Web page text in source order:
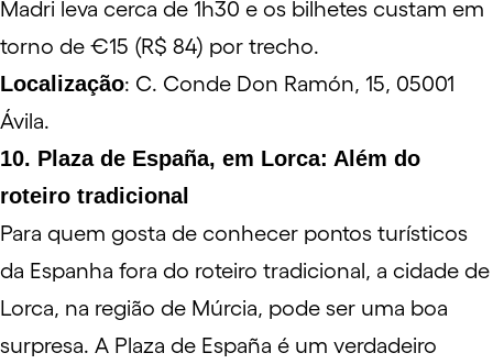
Madri leva cerca de 1h30 e os bilhetes custam em
torno de €15 (R$ 84) por trecho.
Localização: C. Conde Don Ramón, 15, 05001
Ávila.
10. Plaza de España, em Lorca: Além do
roteiro tradicional
Para quem gosta de conhecer pontos turísticos
da Espanha fora do roteiro tradicional, a cidade de
Lorca, na região de Múrcia, pode ser uma boa
surpresa. A Plaza de España é um verdadeiro